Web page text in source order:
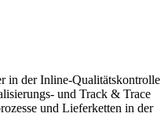
in der Inline-Qualitäts­kontrolle
und Track & Trace
und Lieferketten in der